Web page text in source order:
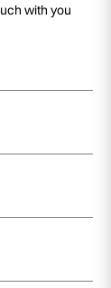
with you